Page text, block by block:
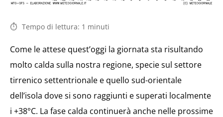
Tempo di lettura: 1 minuti
Come le attese quest’oggi la giornata sta risultando
molto calda sulla nostra regione, specie sul settore
tirrenico settentrionale e quello sud-orientale
dell’isola dove si sono raggiunti e superati localmente
i +38°C. La fase calda continuerà anche nelle prossime